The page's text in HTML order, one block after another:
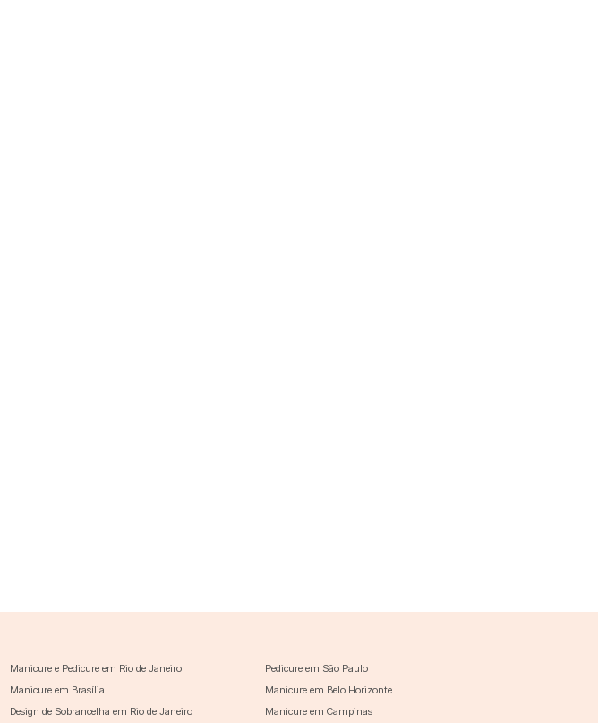
Manicure e Pedicure em Rio de Janeiro
Pedicure em São Paulo
Manicure em Brasília
Manicure em Belo Horizonte
Design de Sobrancelha em Rio de Janeiro Manicure em Campinas